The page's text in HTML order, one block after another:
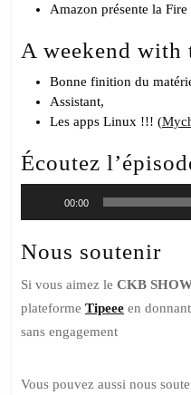
Amazon présente la Fire
A weekend with
Bonne finition du
Assistant,
Les apps Linux !!! (
Écoutez
audio
00:00
Nous soutenir
Si vous aimez le CKB
plateforme Tipeee en
sans engagement
Vous pouvez aussi nous